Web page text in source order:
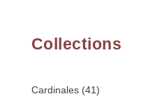
Collections
Cardinales(41)